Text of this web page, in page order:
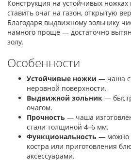
Конструкция на устойчивых ножках
ставить очаг на газон, открытую
Благодаря выдвижному зольнику
намного проще — достаточно
золу.
Особенности
Устойчивые ножки — чаша
неровной поверхности.
Выдвижной зольник —
очагом.
Прочность — чаша
стали толщиной 4–6 мм.
Функциональность — можно
костра или приготовления
аксессуарами.